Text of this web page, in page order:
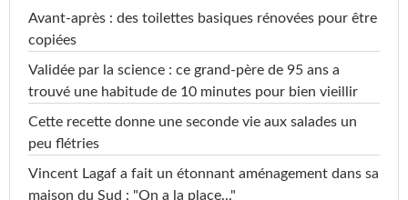
Avant-après : des toilettes basiques rénovées pour être
copiées
Validée par la science : ce grand-père de 95 ans a
trouvé une habitude de 10 minutes pour bien vieillir
Cette recette donne une seconde vie aux salades un
peu flétries
Vincent Lagaf a fait un étonnant aménagement dans sa
maison du Sud : "On a la place..."